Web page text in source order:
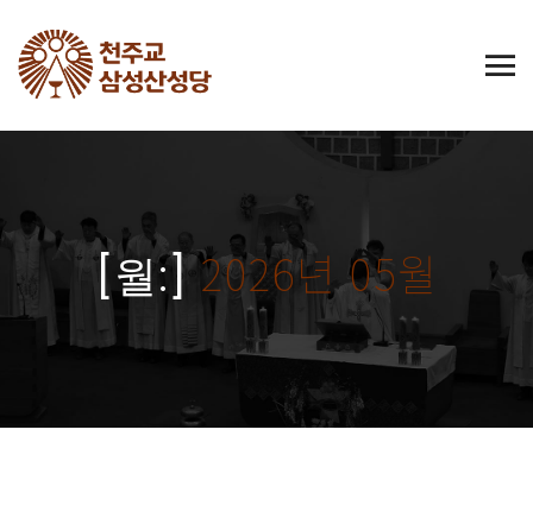
[월:]2026년 05월